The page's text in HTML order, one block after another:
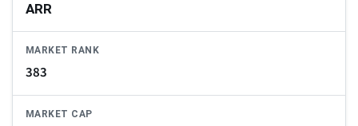
ARR
MARKET RANK
383
MARKET CAP